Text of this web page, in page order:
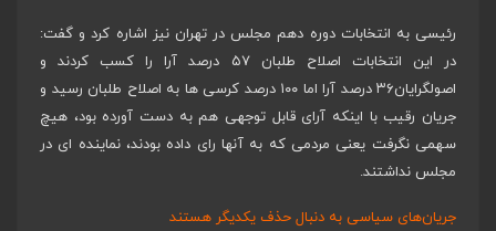
رئیسی به انتخابات دوره دهم مجلس در تهران نیز اشاره کرد و گفت:
در این انتخابات اصلاح طلبان ۵۷ درصد آرا را کسب کردند و
اصولگرایان۳۶ درصد آرا اما ۱۰۰ درصد کرسی ها به اصلاح طلبان رسید و
جریان رقیب با اینکه آرای قابل توجهی هم به دست آورده بود، هیچ
سهمی نگرفت یعنی مردمی که به آنها رای داده بودند، نماینده ای در
مجلس نداشتند.
جریان‌های سیاسی به دنبال حذف یکدیگر هستند